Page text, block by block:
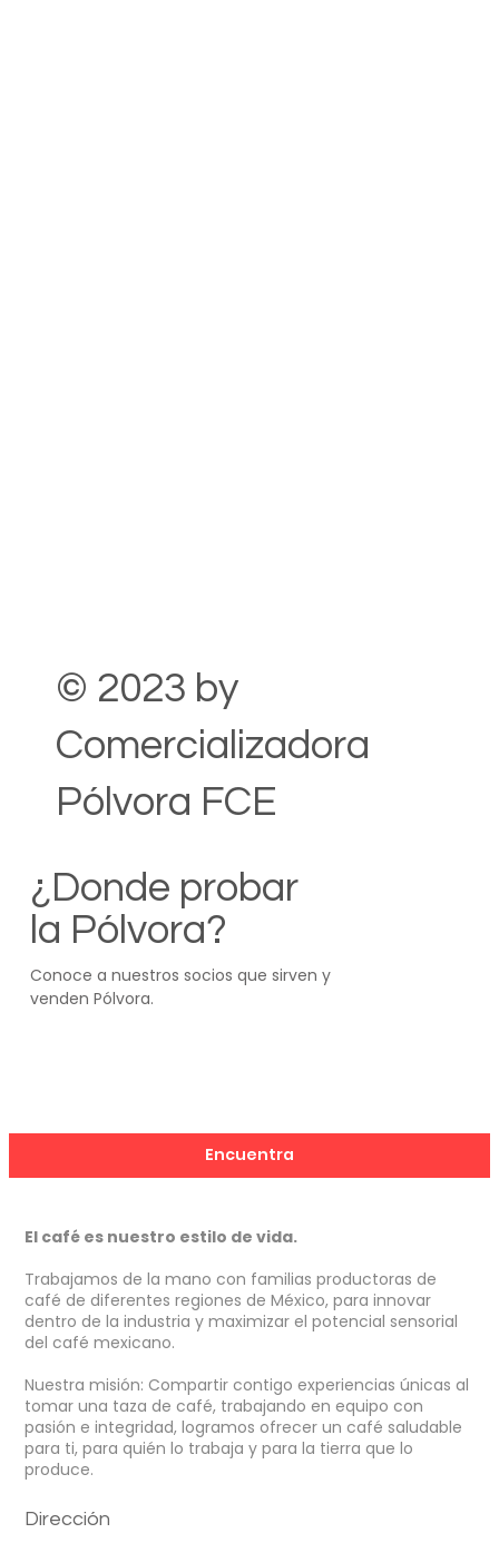
El café es nuestro estilo de vida.
Trabajamos de la mano con familias productoras de
café de diferentes regiones de México, para innovar
dentro de la industria y maximizar el potencial sensorial
del café mexicano.
Nuestra misión: Compartir contigo experiencias únicas al
tomar una taza de café, trabajando en equipo con
pasión e integridad, logramos ofrecerun café saludable
para ti, para quién lo trabaja y para la tierra que lo
produce.
Dirección
¿Donde probar
la Pólvora?
Conoce a nuestros socios que sirven y
venden Pólvora.
Encuentra
© 2023 by
Comercializadora
Pólvora FCE